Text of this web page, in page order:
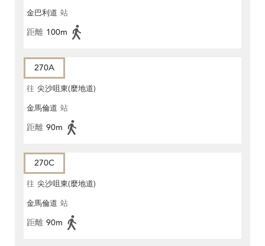
金巴利道 站
距離 100m
270A
往 尖沙咀東(麼地道)
金馬倫道 站
距離 90m
270C
往 尖沙咀東(麼地道)
金馬倫道 站
距離 90m